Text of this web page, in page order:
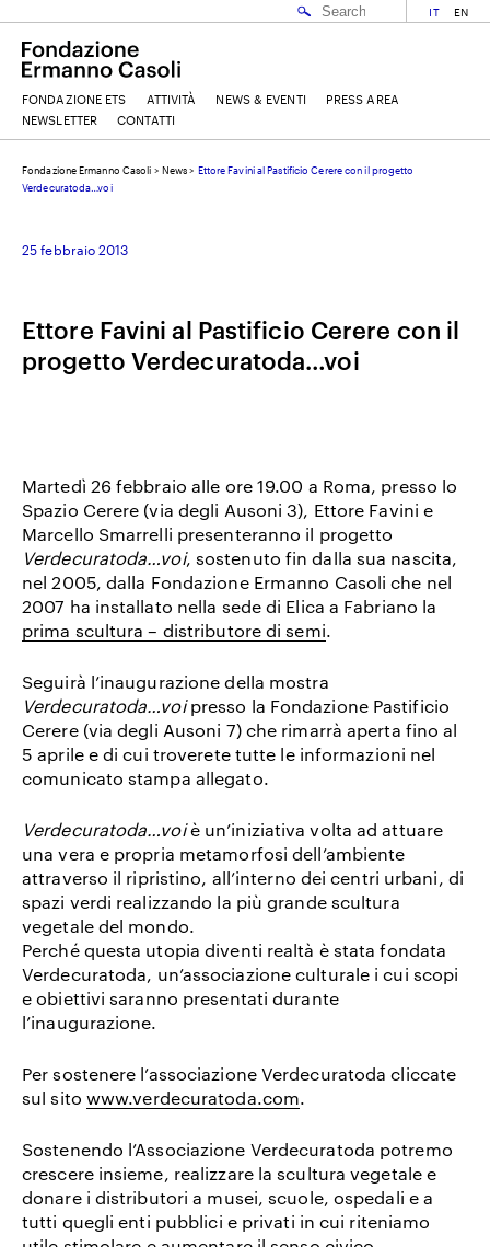
EMAIL
COGNOME
IT EN
FONDAZIONE ETS ATTIVITÀ NEWS & EVENTI
PRESS AREA
NEWSLETTER
CONTATTI
Fondazione Ermanno Casoli > News> Ettore Favini al Pastificio Cerere con il progetto
Verdecuratoda…voi
25 febbraio 2013
Ettore Favini al Pastificio Cerere con il
progetto Verdecuratoda…voi
Martedì 26 febbraio alle ore 19.00 a Roma, presso lo
Spazio Cerere (via degli Ausoni 3), Ettore Favini e
Marcello Smarrelli presenteranno il progetto
Verdecuratoda…voi, sostenuto fin dalla sua nascita,
nel 2005, dalla Fondazione Ermanno Casoli che nel
2007 ha installato nella sede di Elica a Fabriano la
prima scultura – distributore di semi.
Seguirà l’inaugurazione della mostra
Verdecuratoda…voipresso la Fondazione Pastificio
Cerere (via degli Ausoni 7) che rimarrà aperta fino al
5 aprile e di cui troverete tutte le informazioni nel
comunicato stampa allegato.
Verdecuratoda…voiè un’iniziativa volta ad attuare
una vera e propria metamorfosi dell’ambiente
attraverso il ripristino, all’interno dei centri urbani, di
spazi verdi realizzando la più grande scultura
vegetale del mondo.
Perché questa utopia diventi realtà è stata fondata
Verdecuratoda, un’associazione culturale i cui scopi
e obiettivi saranno presentati durante
l’inaugurazione.
Per sostenere l’associazione Verdecuratoda cliccate
sul sito www.verdecuratoda.com.
Sostenendo l’Associazione Verdecuratoda potremo
crescere insieme, realizzare la scultura vegetale e
donare i distributori a musei, scuole, ospedali e a
tutti quegli enti pubblici e privati in cui riteniamo